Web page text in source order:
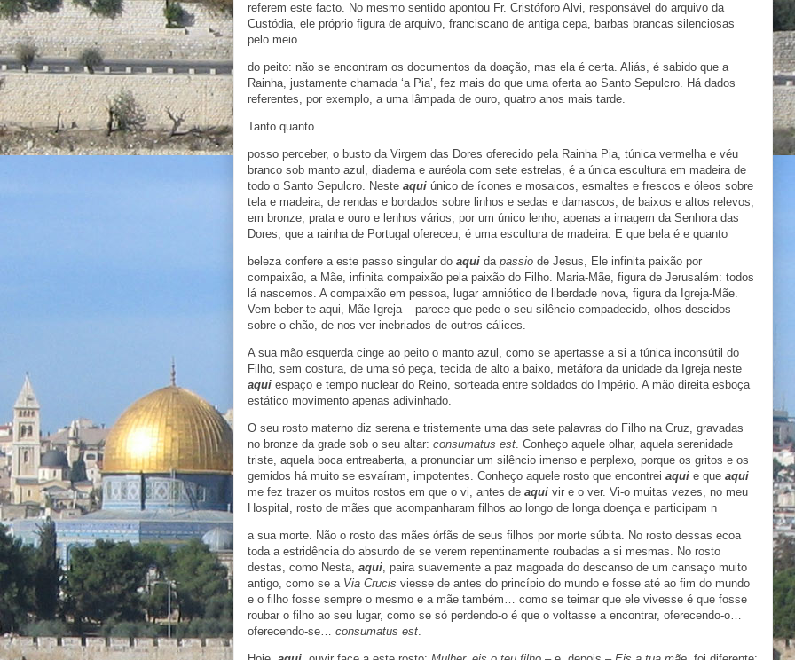
referem este facto. No mesmo sentido apontou Fr. Cristóforo Alvi, responsável do arquivo da
Custódia, ele próprio figura de arquivo, franciscano de antiga cepa, barbas brancas silenciosas
pelo meio
do peito: não se encontram os documentos da doação, mas ela é certa. Aliás, é sabido que a
Rainha, justamente chamada ‘a Pia’, fez mais do que uma oferta ao Santo Sepulcro. Há dados
referentes, por exemplo, a uma lâmpada de ouro, quatro anos mais tarde.
Tanto quanto
posso perceber, o busto da Virgem das Dores oferecido pela Rainha Pia, túnica vermelha e véu
branco sob manto azul, diadema e auréola com sete estrelas, é a única escultura em madeira de
todo o Santo Sepulcro. Neste aqui único de ícones e mosaicos, esmaltes e frescos e óleos sobre
tela e madeira; de rendas e bordados sobre linhos e sedas e damascos; de baixos e altos relevos,
em bronze, prata e ouro e lenhos vários, por um único lenho, apenas a imagem da Senhora das
Dores, que a rainha de Portugal ofereceu, é uma escultura de madeira. E que bela é e quanto
beleza confere a este passo singular do aqui da passio de Jesus, Ele infinita paixão por
compaixão, a Mãe, infinita compaixão pela paixão do Filho. Maria-Mãe, figura de Jerusalém: todos
lá nascemos. A compaixão em pessoa, lugar amniótico de liberdade nova, figura da Igreja-Mãe.
Vem beber-te aqui, Mãe-Igreja – parece que pede o seu silêncio compadecido, olhos descidos
sobre o chão, de nos ver inebriados de outros cálices.
A sua mão esquerda cinge ao peito o manto azul, como se apertasse a si a túnica inconsútil do
Filho, sem costura, de uma só peça, tecida de alto a baixo, metáfora da unidade da Igreja neste
aqui espaço e tempo nuclear do Reino, sorteada entre soldados do Império. A mão direita esboça
estático movimento apenas adivinhado.
O seu rosto materno diz serena e tristemente uma das sete palavras do Filho na Cruz, gravadas
no bronze da grade sob o seu altar: consumatus est. Conheço aquele olhar, aquela serenidade
triste, aquela boca entreaberta, a pronunciar um silêncio imenso e perplexo, porque os gritos e os
gemidos há muito se esvaíram, impotentes. Conheço aquele rosto que encontrei aqui e que aqui
me fez trazer os muitos rostos em que o vi, antes de aqui vir e o ver. Vi-o muitas vezes, no meu
Hospital, rosto de mães que acompanharam filhos ao longo de longa doença e participam n
a sua morte. Não o rosto das mães órfãs de seus filhos por morte súbita. No rosto dessas ecoa
toda a estridência do absurdo de se verem repentinamente roubadas a si mesmas. No rosto
destas, como Nesta, aqui, paira suavemente a paz magoada do descanso de um cansaço muito
antigo, como se a Via Crucis viesse de antes do princípio do mundo e fosse até ao fim do mundo
e o filho fosse sempre o mesmo e a mãe também… como se teimar que ele vivesse é que fosse
roubar o filho ao seu lugar, como se só perdendo-o é que o voltasse a encontrar, oferecendo-o…
oferecendo-se… consumatus est.